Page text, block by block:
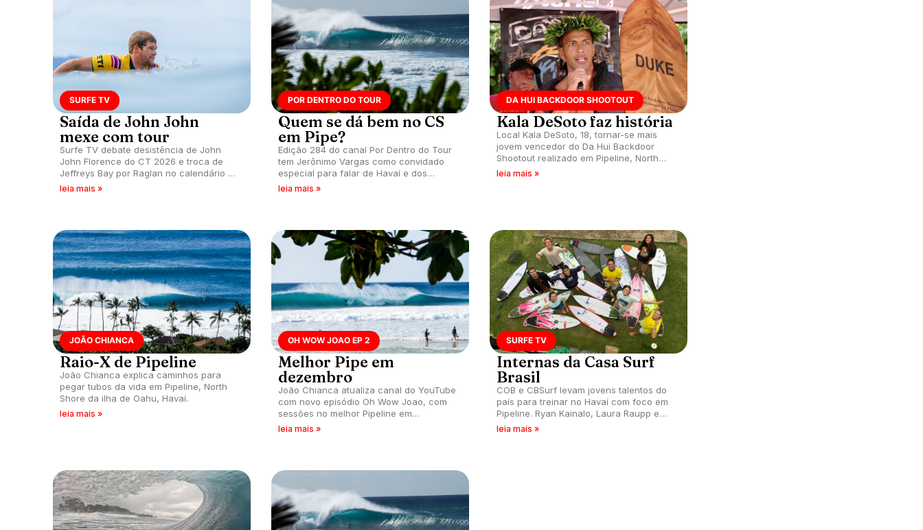
SURFE TV
Saída de John John
mexe com tour
Surfe TV debate desistência de John
John Florence do CT 2026 e troca de
Jeffreys Bay por Raglan no calendário da
temporada.
leia mais »
POR DENTRO DO TOUR
Quem se dá bem no CS
em Pipe?
Edição 284 do canal Por Dentro do Tour
tem Jerônimo Vargas como convidado
especial para falar de Havaí e dos
possíveis candidatos ao Challenger que
leia mais »
DA HUI BACKDOOR SHOOTOUT
Kala DeSoto faz história
Local Kala DeSoto, 18, tornar-se mais
jovem vencedor do Da Hui Backdoor
Shootout realizado em Pipeline, North
Shore da ilha de Oahu, Havaí.
leia mais »
JOÃO CHIANCA
Raio-X de Pipeline
João Chianca explica caminhos para
pegar tubos da vida em Pipeline, North
Shore da ilha de Oahu, Havaí.
leia mais »
OH WOW JOAO EP 2
Melhor Pipe em
dezembro
João Chianca atualiza canal do YouTube
com novo episódio Oh Wow Joao, com
sessões no melhor Pipeline em
dezembro, segundo tube rider.
leia mais »
SURFE TV
Internas da Casa Surf
Brasil
COB e CBSurf levam jovens talentos do
país para treinar no Havaí com foco em
Pipeline. Ryan Kainalo, Laura Raupp e
técnico Guga Arruda detalham rotina de
leia mais »